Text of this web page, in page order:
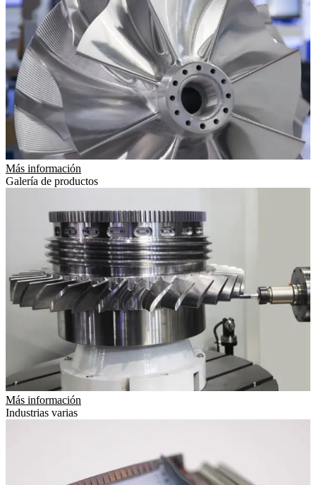
Más información
Galería de productos
Más información
Industrias varias